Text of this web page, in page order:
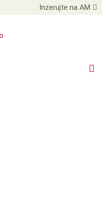
Inzerujte na AM